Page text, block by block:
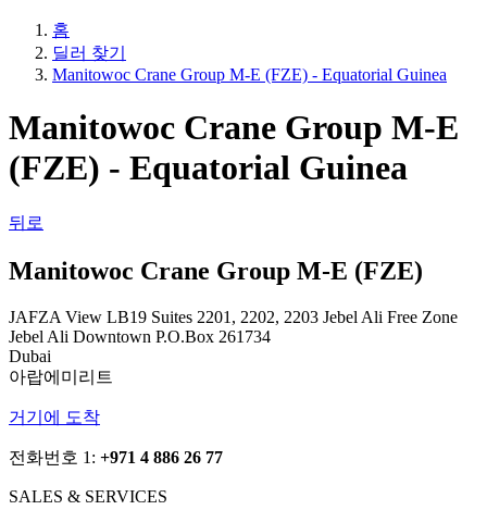
홈
딜러 찾기
Manitowoc Crane Group M-E (FZE) - Equatorial Guinea
Manitowoc Crane Group M-E
(FZE) - Equatorial Guinea
뒤로
Manitowoc Crane Group M-E (FZE)
JAFZA View LB19 Suites 2201, 2202, 2203 Jebel Ali Free Zone
Jebel Ali Downtown P.O.Box 261734
Dubai
아랍에미리트
거기에 도착
전화번호 1: +971 4 886 26 77
SALES & SERVICES